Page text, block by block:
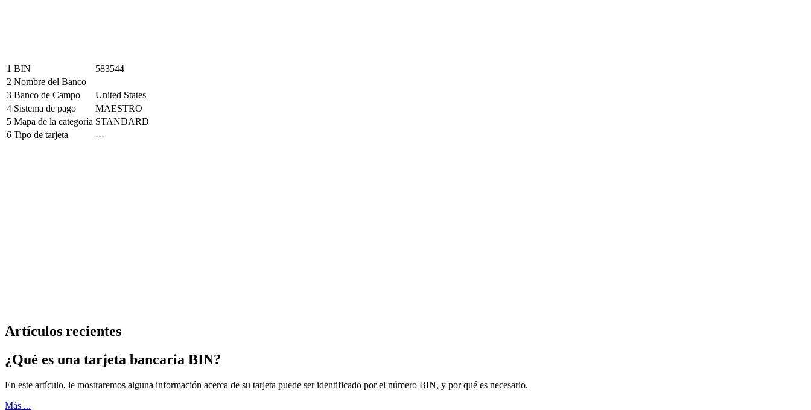
1 BIN
583544
2 Nombre del Banco
3 Banco de Campo
United States
4 Sistema de pago
MAESTRO
5 Mapa de la categoría STANDARD
6 Tipo de tarjeta ---
Artículos recientes
¿Qué es una tarjeta bancaria BIN?
En este artículo, le mostraremos alguna información acerca de su tarjeta puede ser identificado por el número BIN, y por qué es necesario.
Más ...